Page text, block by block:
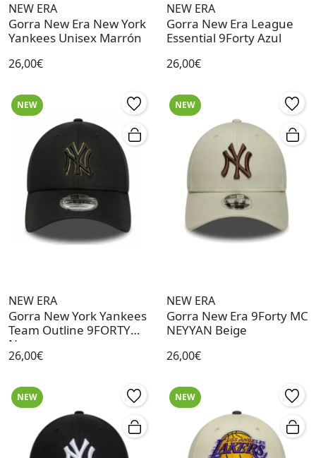
NEW ERA
Gorra New Era New York
Yankees Unisex Marrón
26,00€
NEW ERA
Gorra New Era League
Essential 9Forty Azul
26,00€
NEW
NEW ERA
Gorra New York Yankees
Team Outline 9FORTY
Negro
26,00€
NEW
NEW ERA
Gorra New Era 9Forty MC
NEYYAN Beige
26,00€
NEW NEW